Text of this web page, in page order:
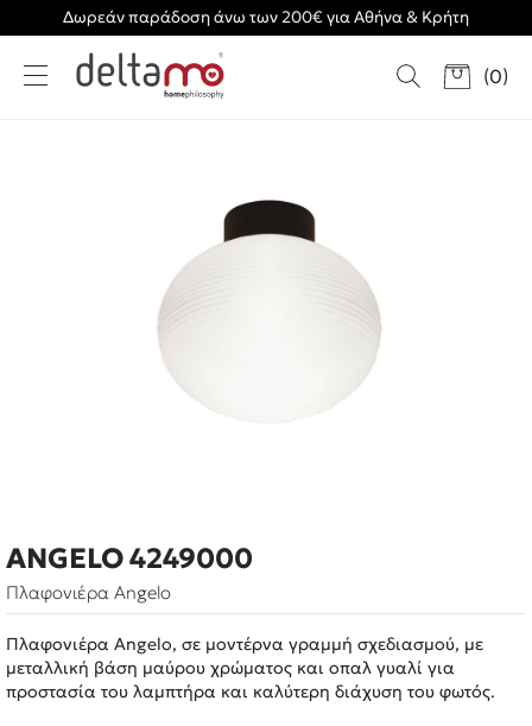
Δωρεάν παράδοση άνω των 200€ για Αθήνα & Κρήτη
(0)
ANGELO 4249000
Πλαφονιέρα Angelo
Πλαφονιέρα Angelo, σε μοντέρνα γραμμή σχεδιασμού, με
μεταλλική βάση μαύρου χρώματος και οπαλ γυαλί για
προστασία του λαμπτήρα και καλύτερη διάχυση του φωτός.